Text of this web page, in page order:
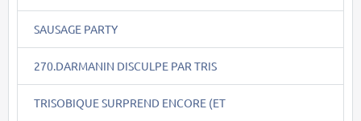
SAUSAGE PARTY
270.DARMANIN DISCULPE PAR TRIS
TRISOBIQUE SURPREND ENCORE (ET